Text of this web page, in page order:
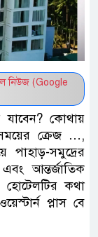
নিউজ (Google
যাবেন? কোথায়
ক্রেজ …,
পাহাড়-সমুদ্রের
আন্তর্জাতিক
কথা
প্লাস বে